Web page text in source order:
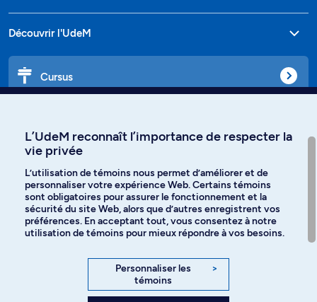
Découvrir l'UdeM
Cursus
Langues
Facebook Instagram
YouTube
L’UdeM reconnaît l’importance de respecter la
vie privée
L’utilisation de témoins nous permet d’améliorer et de
personnaliser votre expérience Web. Certains témoins
sont obligatoires pour assurer le fonctionnement et la
sécurité du site Web, alors que d’autres enregistrent vos
préférences. En acceptant tout, vous consentez à notre
utilisation de témoins pour mieux répondre à vos besoins.
Personnaliser les
témoins
>